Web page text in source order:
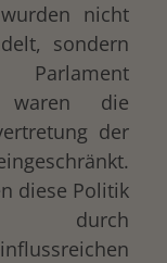
nicht
sondern
waren die
der
diese Politik
durch